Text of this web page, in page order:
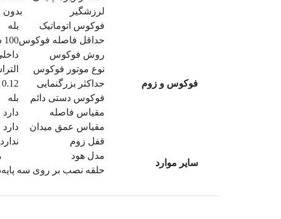
لرزشگیر
بدون
فوکوس و زوم
فوکوس اتوماتیک
بله
حداقل فاصله فوکوس100 سانتیمتر
روش فوکوس
نوع موتور فوکوس
حداکثر بزرگنمایی
0.12 برابر
فوکوس دستی دائم
بله
مقیاس فاصله
دارد
مقیاس عمق میدان
دارد
قفل زوم
ندارد
سایر موارد
مدل هود
حلقه نصب بر روی سه پایه